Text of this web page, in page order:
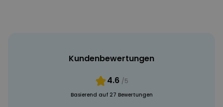
Kundenbewertungen
4.6 /5
Basierend auf 27 Bewertungen